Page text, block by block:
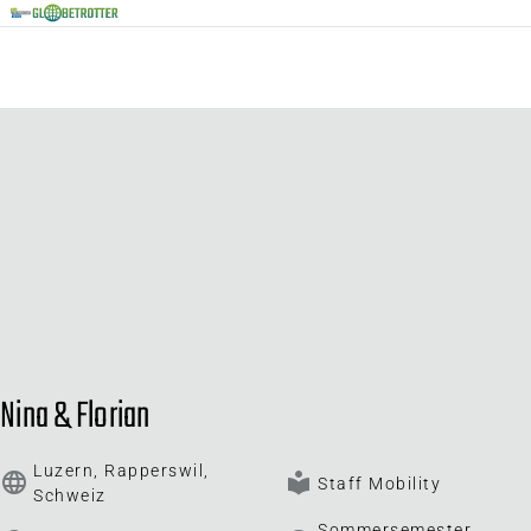
Nina & Florian
language Luzern, Rapperswil,
Schweiz
local_library Staff Mobility